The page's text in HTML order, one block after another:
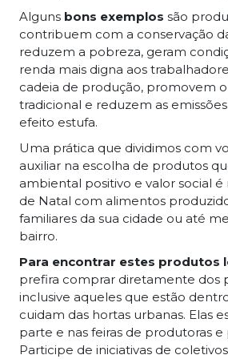
Alguns bons exemplos são
contribuem com a conservação
reduzem a pobreza, geram
renda mais digna aos
cadeia de produção, promovem
tradicional e reduzem as
efeito estufa.
Uma prática que dividimos com
auxiliar na escolha de produtos
ambiental positivo e valor social
de Natal com alimentos
familiares da sua cidade ou até
bairro.
Para encontrar estes produtos
prefira comprar diretamente dos
inclusive aqueles que estão
cuidam das hortas urbanas. Elas
parte e nas feiras de produtoras
Participe de iniciativas de